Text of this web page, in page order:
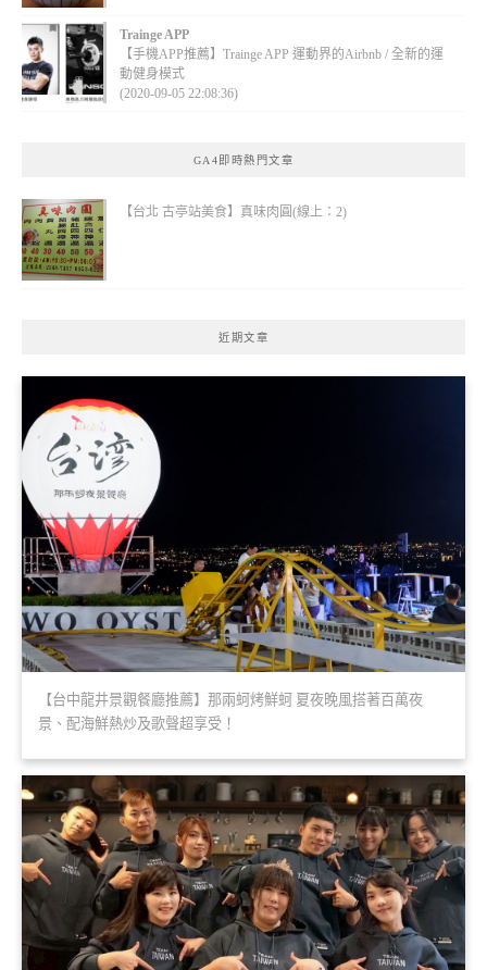
Trainge APP
【手機APP推薦】Trainge APP 運動界的Airbnb / 全新的運
動健身模式
(2020-09-05 22:08:36)
GA4即時熱門文章
【台北 古亭站美食】真味肉圓(線上：2)
近期文章
【台中龍井景觀餐廳推薦】那兩蚵烤鮮蚵 夏夜晚風搭著百萬夜
景、配海鮮熱炒及歌聲超享受！